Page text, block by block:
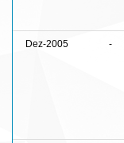
Dez-2005 -